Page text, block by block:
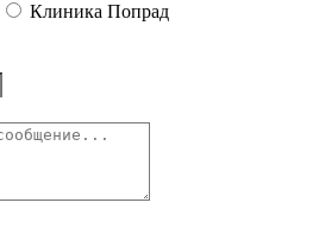
Клиника Попрад